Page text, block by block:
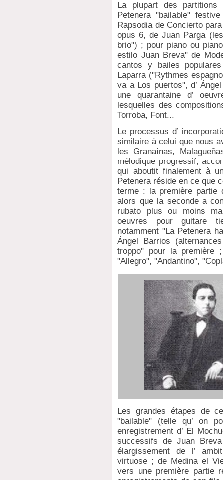
La plupart des
Petenera "bailable"
Rapsodia de Concierto
opus 6, de Juan Parga
brio") ; pour piano ou
estilo Juan Breva" de
cantos y bailes
Laparra ("Rythmes
va a Los puertos", d’
une quarantaine d’
lesquelles des
Torroba, Font...
Le processus d’
similaire à celui que nous
les Granaínas,
mélodique progressif,
qui aboutit finalement à
Petenera réside en ce que
terme : la première partie
alors que la seconde a
rubato plus ou moins
oeuvres pour guitare
notamment "La Petenera
Ángel Barrios
troppo" pour la première
"Allegro", "Andantino",
Les grandes étapes de
"bailable" (telle qu’ on
enregistrement d’ El
successifs de Juan
élargissement de l’
virtuose ; de Medina el
vers une première partie